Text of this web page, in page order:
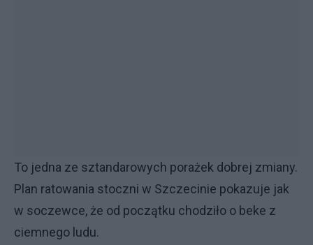
To jedna ze sztandarowych porażek dobrej zmiany.
Plan ratowania stoczni w Szczecinie pokazuje jak
w soczewce, że od początku chodziło o beke z
ciemnego ludu.